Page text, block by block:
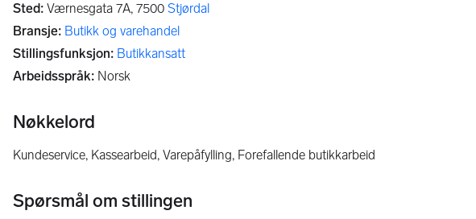
Sted: Værnesgata 7A, 7500 Stjørdal
Bransje: Butikk og varehandel
Stillingsfunksjon: Butikkansatt
Arbeidsspråk: Norsk
Nøkkelord
Kundeservice, Kassearbeid, Varepåfylling, Forefallende butikkarbeid
Spørsmål om stillingen